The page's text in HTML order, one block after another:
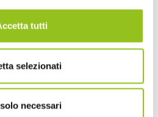
tutti
selezionati
necessari
di cui alla
dello stesso comma 3
parte di tutti i componenti
n. 633/1972, per
di ammontare